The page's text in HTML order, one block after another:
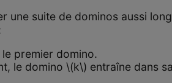
une suite de dominos aussi
premier domino.
le domino \(k\) entraîne dans